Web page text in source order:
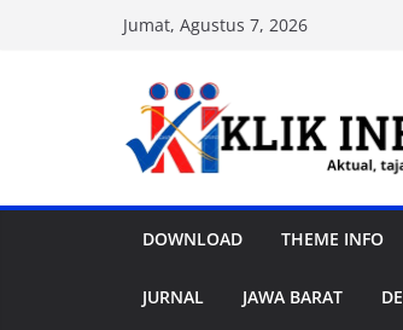
Jumat, Agustus 7, 2026
DOWNLOAD THEME INFO
JURNAL JAWA BARAT